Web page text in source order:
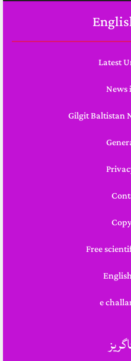
Latest
Gilgit Baltistan
Free
e